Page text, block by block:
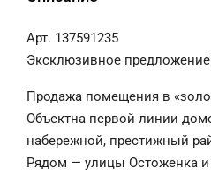
Арт. 137591235
Эксклюзивное
Продажа помещения в
Объектна первой линии
набережной, престижный
Рядом — улицы Остоженка и